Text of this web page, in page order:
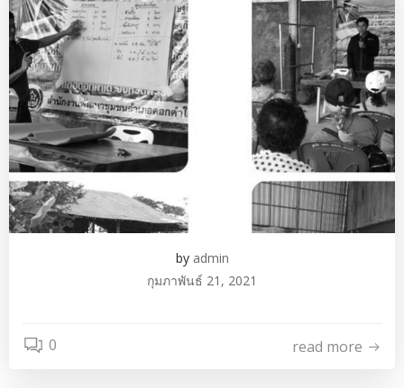
by admin
กุมภาพันธ์ 21, 2021
0 read more